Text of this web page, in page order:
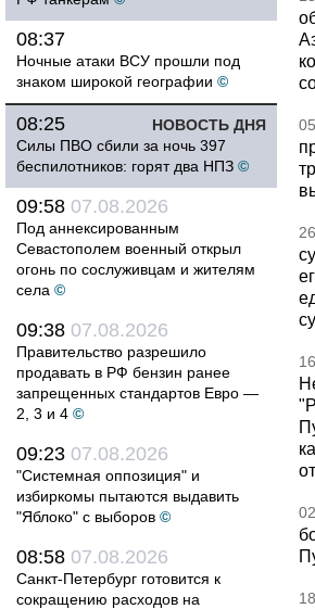
08:37
Ночные атаки ВСУ прошли под
знаком широкой географии ©
НОВОСТЬ ДНЯ
08:25
Силы ПВО сбили за ночь 397
беспилотников: горят два НПЗ ©
09:58 07.08.2026
Под аннексированным
Севастополем военный открыл
огонь по сослуживцам и жителям
села ©
09:38 07.08.2026
Правительство разрешило
продавать в РФ бензин ранее
запрещенных стандартов Евро —
2, 3 и 4 ©
09:23 07.08.2026
"Системная оппозиция" и
избиркомы пытаются выдавить
"Яблоко" с выборов ©
08:58 07.08.2026
Санкт-Петербург готовится к
сокращению расходов на